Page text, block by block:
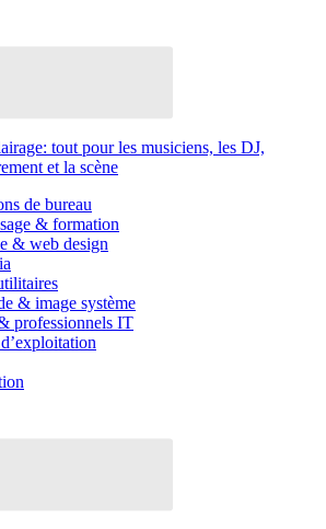
tout pour les musiciens, les DJ,
et la scène
de bureau
& formation
& web design
& image système
professionnels IT